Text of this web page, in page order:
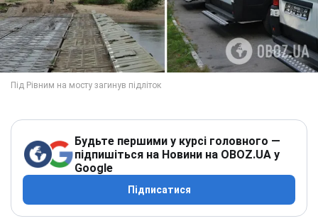
Будьте першими у курсі головного —
підпишіться на Новини на OBOZ.UA у
Google
Підписатися